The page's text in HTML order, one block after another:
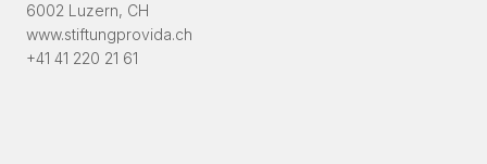
6002 Luzern, CH
www.stiftungprovida.ch
+41 41 220 21 61